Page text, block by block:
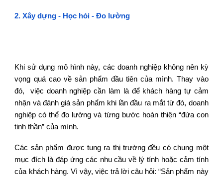
2. Xây dựng - Học hỏi - Đo lường
Khi sử dụng mô hình này, các doanh nghiệp không nên kỳ
vọng quá cao về sản phẩm đầu tiên của mình. Thay vào
đó, việc doanh nghiệp cần làm là để khách hàng tự cảm
nhận và đánh giá sản phẩm khi lần đầu ra mắt từ đó, doanh
nghiệp có thể đo lường và từng bước hoàn thiện “đứa con
tinh thần” của mình.
Các sản phẩm được tung ra thị trường đều có chung một
mục đích là đáp ứng các nhu cầu về lý tính hoặc cảm tính
của khách hàng. Vì vậy, việc trả lời câu hỏi: “Sản phẩm này